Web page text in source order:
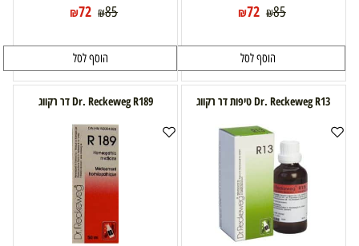
₪85
₪72
הוסף לסל
₪85
₪72
הוסף לסל
Dr. Reckeweg R13 טיפות דר רקווג Dr. Reckeweg R189 דר רקווג